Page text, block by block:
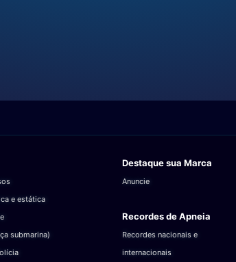
e estática
submarina)
Destaque sua Marca
Anuncie
Recordes de Apneia
Recordes nacionais e
internacionais